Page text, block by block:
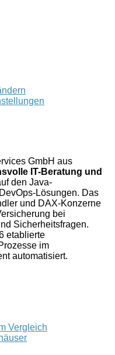
GmbH aus
IT-Beratung und
den Java-
Lösungen. Das
und DAX-Konzerne
bei
Sicherheitsfragen.
etablierte
im
automatisiert.
Vergleich